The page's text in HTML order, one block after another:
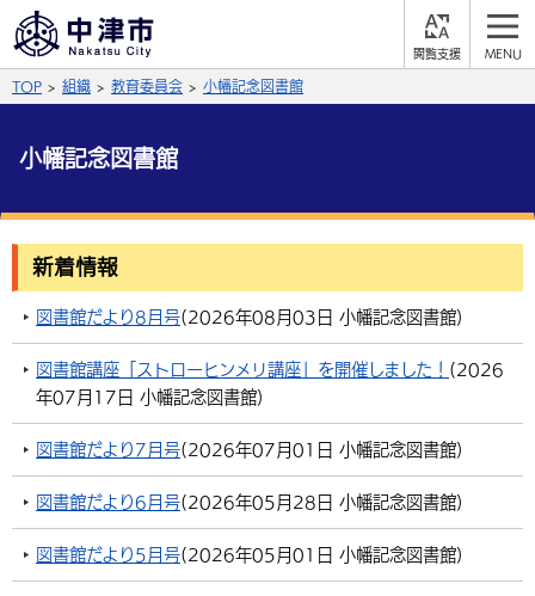
ふりがなをつける
よみあげる
黒 青 白
文字の大きさ
英語（English） 中国語（簡体字）
中国語（繁体字） 韓国語（한국어）
Facebook X (Twitter) YouTube
サイト内検索
総合メニュー
くらしの情報
届出・登録・証明
福祉・介護 健康・予防
税金 住宅・インフラ
環境・衛生 生涯学習・スポーツ・人権
入札・契約 産業・雇用
農林水産業 税金
都市整備
施設情報 子どもを預ける
手当・助成 健康・医療
観光なび スポットを探す
TOP 組織 教育委員会 小幡記念図書館
小幡記念図書館
新着情報
図書館だより8月号(2026年08月03日 小幡記念図書館)
図書館講座「ストローヒンメリ講座」を開催しました！ (2026
年07月17日 小幡記念図書館)
図書館だより7月号(2026年07月01日 小幡記念図書館)
図書館だより6月号(2026年05月28日 小幡記念図書館)
図書館だより5月号(2026年05月01日 小幡記念図書館)